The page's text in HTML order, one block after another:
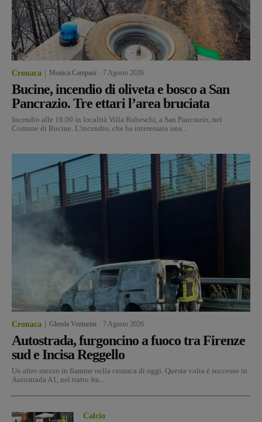
Cronaca Monica Campani 7 Agosto 2026
Bucine, incendio di oliveta e bosco a San
Pancrazio. Tre ettari l’area bruciata
Incendio alle 16.00 in località Villa Rubeschi, a San Pancrazio, nel
Comune di Bucine. L'incendio, che ha interessato una...
Cronaca Glenda Venturini 7 Agosto 2026
Autostrada, furgoncino a fuoco tra Firenze
sud e Incisa Reggello
Un altro mezzo in fiamme nella cronaca di oggi. Questa volta è successo in
Autostrada A1, nel tratto fra...
Calcio